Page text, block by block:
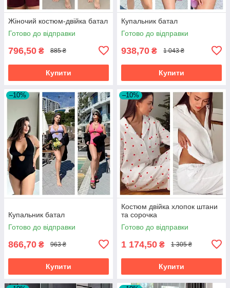
Жіночий костюм-двійка батал
Готово до відправки
796,50 ₴ 885 ₴
Купити
Купальник батал
Готово до відправки
938,70 ₴ 1 043 ₴
Купити
–10%
Купальник батал
Готово до відправки
866,70 ₴ 963 ₴
Купити
–10%
Костюм двійка хлопок штани
та сорочка
Готово до відправки
1 174,50 ₴ 1 305 ₴
Купити